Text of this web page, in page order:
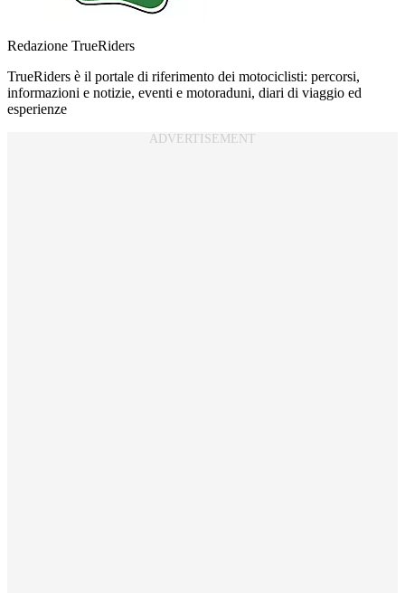
Redazione TrueRiders
TrueRiders è il portale di riferimento dei motociclisti: percorsi,
informazioni e notizie, eventi e motoraduni, diari di viaggio ed
esperienze